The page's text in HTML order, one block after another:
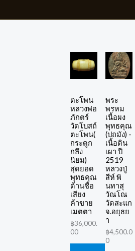
to
ตะโพน
หลวงพ่อ
ภักตร์
วัดโบสถ์
ตะโพน(
กระดูก
กลึง
นิยม)
สุดยอด
พุทธคุณ
ด้านชื่อ
เสียง
ค้าขาย
เมตตา
฿36,000.
00
พระ
พรหม
เนื้อผง
พุทธคุณ
(ปถมัง) -
เนื้อดิน
เผา ปี
2519
หลวงปู่
สีห์ พิ
นทาสุ
วัณโณ
วัดสะแก
จ.อยุธย
า
฿4,500.0
0